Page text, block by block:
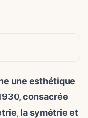
une esthétique
consacrée
la symétrie et